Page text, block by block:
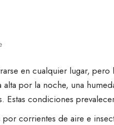
en cualquier lugar,
alta por la noche, una
Estas condiciones
por corrientes de aire e